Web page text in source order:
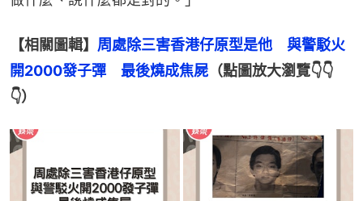
【相關圖輯】 周處除三害香港仔原型是他　與警駁火
開2000發子彈　最後燒成焦屍 （點圖放大瀏覽👇👇
👇）